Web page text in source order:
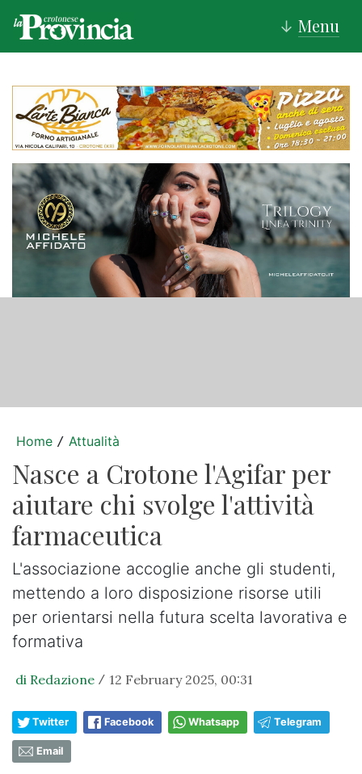
↓ Menu
Home / Attualità
Nasce a Crotone l'Agifar per
aiutare chi svolge l'attività
farmaceutica
L'associazione accoglie anche gli studenti,
mettendo a loro disposizione risorse utili
per orientarsi nella futura scelta lavorativa e
formativa
di Redazione / 12 February 2025, 00:31
Twitter Facebook Whatsapp Telegram
Email